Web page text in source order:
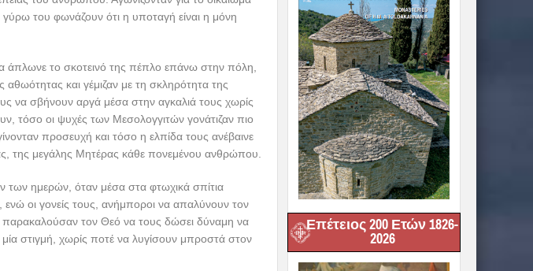
του φωνάζουν ότι η υποταγή είναι η μόνη
άπλωνε το σκοτεινό της πέπλο επάνω στην πόλη,
και γέμιζαν με τη σκληρότητα της
να σβήνουν αργά μέσα στην αγκαλιά τους χωρίς
τόσο οι ψυχές των Μεσολογγιτών γονάτιζαν πιο
προσευχή και τόσο η ελπίδα τους ανέβαινε
της μεγάλης Μητέρας κάθε πονεμένου ανθρώπου.
των ημερών, όταν μέσα στα φτωχικά σπίτια
οι γονείς τους, ανήμποροι να απαλύνουν τον
τον Θεό να τους δώσει δύναμη να
στιγμή, χωρίς ποτέ να λυγίσουν μπροστά στον
Επέτειος 200 Ετών 1826-
2026